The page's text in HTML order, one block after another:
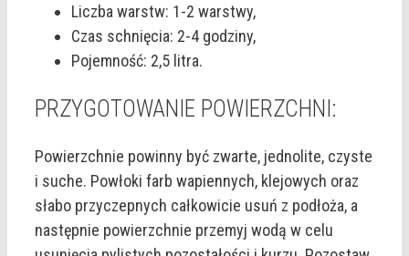
Liczba warstw: 1-2 warstwy,
Czas schnięcia: 2-4 godziny,
Pojemność: 2,5 litra.
PRZYGOTOWANIE POWIERZCHNI:
Powierzchnie powinny być zwarte, jednolite, czyste
i suche. Powłoki farb wapiennych, klejowych oraz
słabo przyczepnych całkowicie usuń z podłoża, a
następnie powierzchnie przemyj wodą w celu